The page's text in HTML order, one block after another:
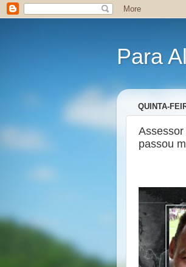
Para
QUINTA-
Assessor
passou